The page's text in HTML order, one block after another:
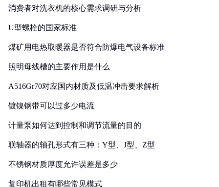
消费者对洗衣机的核心需求调研与分析
U型螺栓的国家标准
煤矿用电热取暖器是否符合防爆电气设备标准
照明母线槽的主要作用是什么
A516Gr70对应国内材质及低温冲击要求解析
镀镍钢带可以过多少电流
计量泵如何达到控制和调节流量的目的
联轴器的轴孔形式有三种：Y型、J型、Z型
不锈钢材质厚度允许误差是多少
复印机出租有哪些常见模式